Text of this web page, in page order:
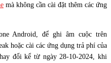
mà không cần cài đặt thêm các ứng
Android, để ghi âm cuộc trên
hoặc cài các ứng dụng trả phí của
đổi kể từ ngày 28-10-2024, khi